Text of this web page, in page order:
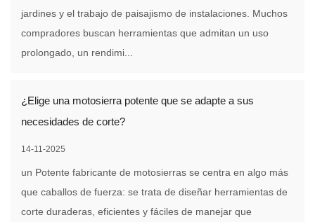
jardines y el trabajo de paisajismo de instalaciones. Muchos
compradores buscan herramientas que admitan un uso
prolongado, un rendimi...
¿Elige una motosierra potente que se adapte a sus
necesidades de corte?
14-11-2025
un Potente fabricante de motosierras se centra en algo más
que caballos de fuerza: se trata de diseñar herramientas de
corte duraderas, eficientes y fáciles de manejar que